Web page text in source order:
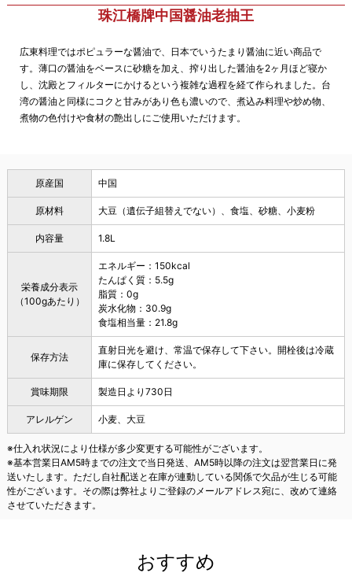
珠江橋牌中国醤油老抽王
広東料理ではポピュラーな醤油で、日本でいうたまり醤油に近い商品で
す。薄口の醤油をベースに砂糖を加え、搾り出した醤油を2ヶ月ほど寝か
し、沈殿とフィルターにかけるという複雑な過程を経て作られました。台
湾の醤油と同様にコクと甘みがあり色も濃いので、煮込み料理や炒め物、
煮物の色付けや食材の艶出しにご使用いただけます。
原産国 中国
原材料 大豆（遺伝子組替えでない）、食塩、砂糖、小麦粉
内容量 1.8L
栄養成分表示
（100gあたり）
エネルギー：150kcal
たんぱく質：5.5g
脂質：0g
炭水化物：30.9g
食塩相当量：21.8g
保存方法
直射日光を避け、常温で保存して下さい。開栓後は冷蔵
庫に保存してください。
賞味期限 製造日より730日
アレルゲン 小麦、大豆
※仕入れ状況により仕様が多少変更する可能性がございます。
※基本営業日AM5時までの注文で当日発送、AM5時以降の注文は翌営業日に発
送いたします。ただし自社配送と在庫が連動している関係で欠品が生じる可能
性がございます。その際は弊社よりご登録のメールアドレス宛に、改めて連絡
させていただきます。
おすすめ